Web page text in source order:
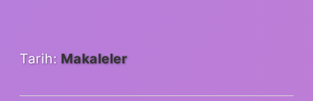
Tarih: Makaleler